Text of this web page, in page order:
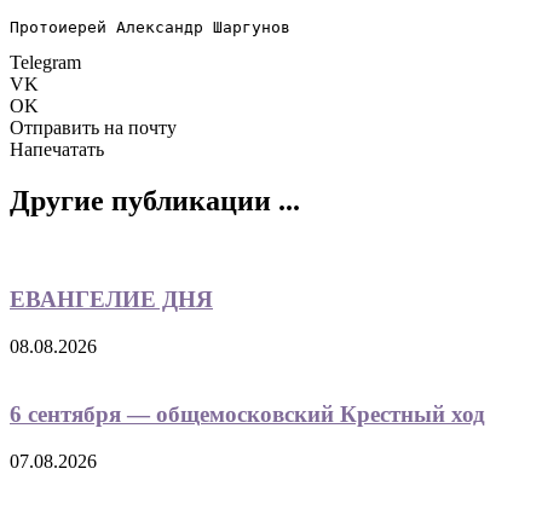
Протоиерей Александр Шаргунов
Telegram
VK
OK
Отправить на почту
Напечатать
Другие публикации ...
ЕВАНГЕЛИЕ ДНЯ
08.08.2026
6 сентября — общемосковский Крестный ход
07.08.2026